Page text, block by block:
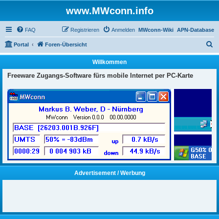
www.MWconn.info
FAQ APN-Database
MWconn-Wiki
Anmelden
Registrieren
Portal Foren-Übersicht
u
Willkommen
Freeware Zugangs-Software fürs mobile Internet per PC-Karte
Advertisement / Werbung